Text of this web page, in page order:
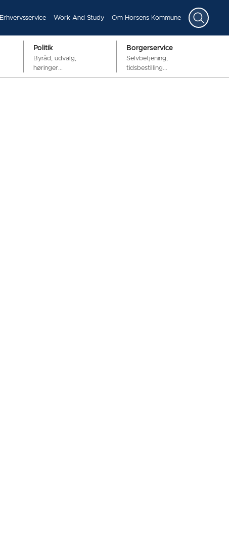
Erhvervsservice Work And Study Om Horsens Kommune
Politik
Byråd, udvalg,
høringer...
Borgerservice
Selvbetjening,
tidsbestilling...